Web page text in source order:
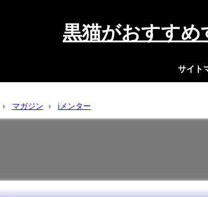
黒猫がおすすめ
サイト
マガジン iメンター